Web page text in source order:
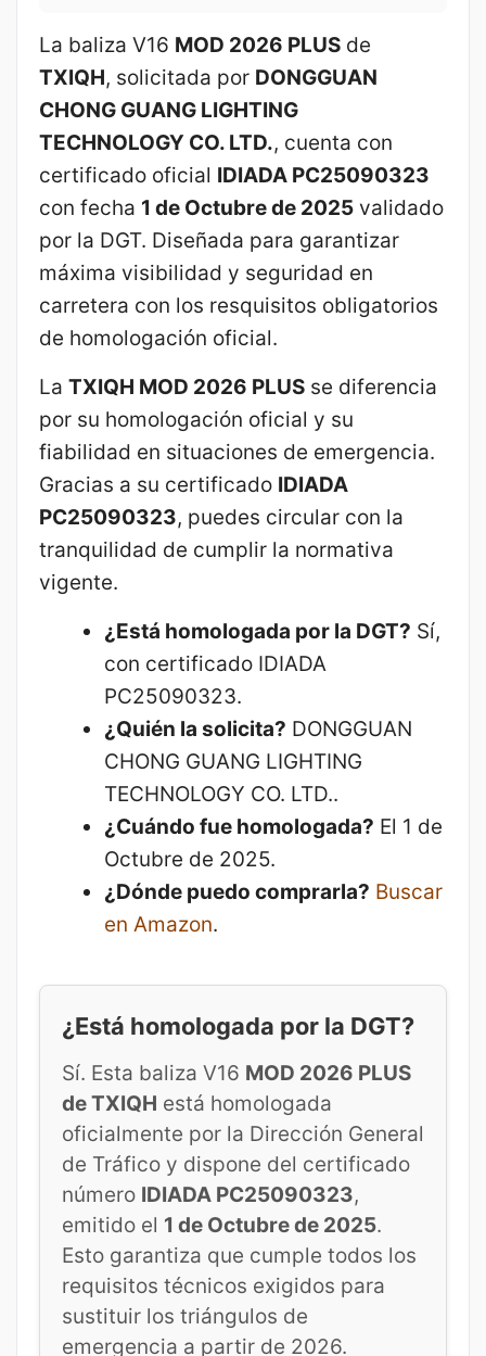
La baliza V16 MOD 2026 PLUS de
TXIQH, solicitada por DONGGUAN
CHONG GUANG LIGHTING
TECHNOLOGY CO. LTD., cuenta con
certificado oficial IDIADA PC25090323
con fecha 1 de Octubre de 2025 validado
por la DGT. Diseñada para garantizar
máxima visibilidad y seguridad en
carretera con los resquisitos obligatorios
de homologación oficial.
La TXIQH MOD 2026 PLUS se diferencia
por su homologación oficial y su
fiabilidad en situaciones de emergencia.
Gracias a su certificado IDIADA
PC25090323, puedes circular con la
tranquilidad de cumplir la normativa
vigente.
¿Está homologada por la DGT? Sí,
con certificado IDIADA
PC25090323.
¿Quién la solicita? DONGGUAN
CHONG GUANG LIGHTING
TECHNOLOGY CO. LTD..
¿Cuándo fue homologada? El 1 de
Octubre de 2025.
¿Dónde puedo comprarla? Buscar
en Amazon.
¿Está homologada por la DGT?
Sí. Esta baliza V16 MOD 2026 PLUS
de TXIQH está homologada
oficialmente por la Dirección General
de Tráfico y dispone del certificado
número IDIADA PC25090323,
emitido el 1 de Octubre de 2025.
Esto garantiza que cumple todos los
requisitos técnicos exigidos para
sustituir los triángulos de
emergencia a partir de 2026.